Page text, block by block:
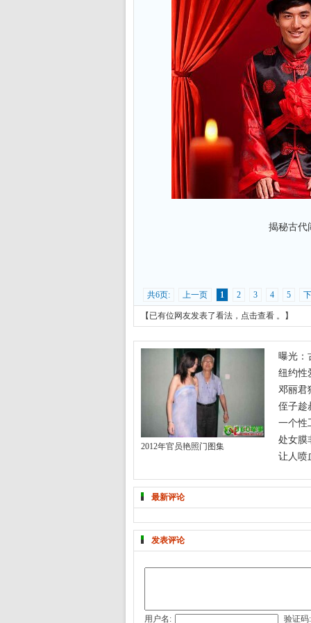
揭秘古代
共6页: 上一页 1 2 3 4 5
【已有位网友发表了看法， 点击查看 。】
2012年官员艳照门图集
曝光：
纽约性
邓丽君
侄子趁
一个性
处女膜
让人喷
最新评论
发表评论
用户名: 验证码: